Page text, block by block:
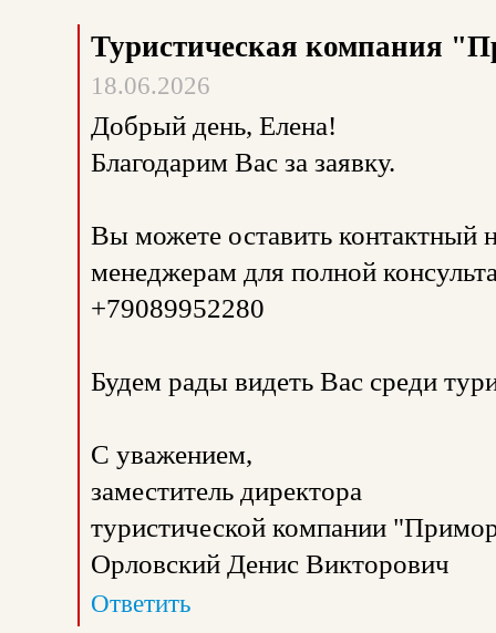
Туристическая компания
18.06.2026
Добрый день, Елена!
Благодарим Вас за заявку.
Вы можете оставить контактный
менеджерам для полной
+79089952280
Будем рады видеть Вас среди
С уважением,
заместитель директора
туристической компании
Орловский Денис Викторович
Ответить